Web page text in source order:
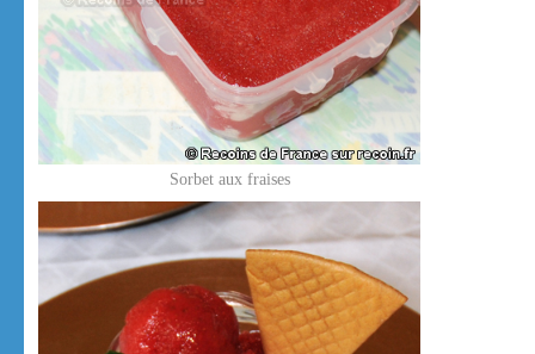
Sorbet aux fraises